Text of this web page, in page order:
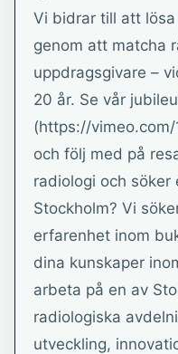
Vi bidrar till att
genom att matcha
uppdragsgivare –
20 år. Se vår
(https://vimeo.com/
och följ med på
radiologi och söker
Stockholm? Vi
erfarenhet inom
dina kunskaper
arbeta på en av
radiologiska
utveckling,